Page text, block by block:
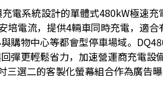
電系統設計的單體式480kW極速
培電流，提供4輛車同時充電，適
購物中心等都會型停車場域。
彈更輕鬆省力，加速營運商充電設
三選二的客製化螢幕組合作為廣告